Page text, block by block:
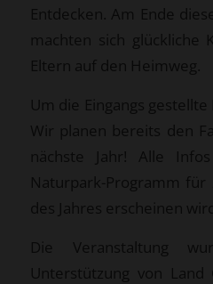
Entdecken. Am Ende
machten sich glückliche
Eltern auf den Heimweg.
Um die Eingangs
Wir planen bereits den
nächste Jahr! Alle
Naturpark-Programm für
des Jahres erscheinen
Die Veranstaltung
Unterstützung von Land